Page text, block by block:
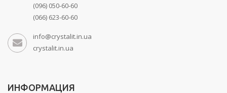
(096) 050-60-60
(066) 623-60-60
info@crystalit.in.ua
crystalit.in.ua
ИНФОРМАЦИЯ